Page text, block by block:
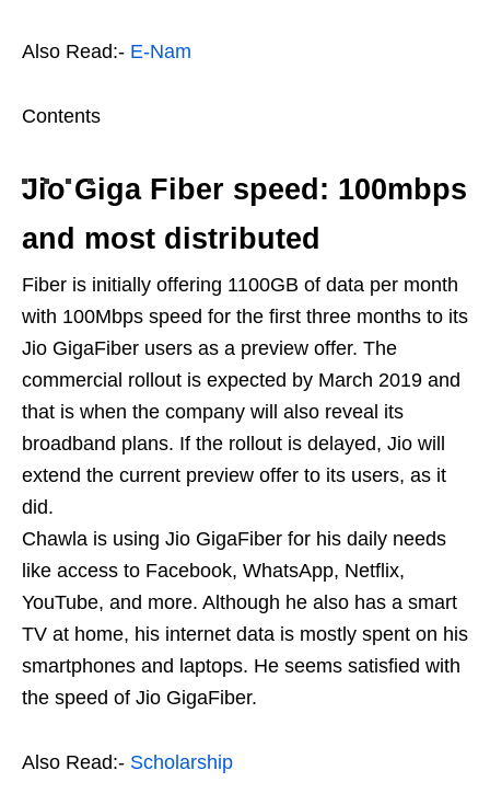
Also Read:- E-Nam
Contents
Jio Giga Fiber speed: 100mbps
and most distributed
Fiber is initially offering 1100GB of data per month
with 100Mbps speed for the first three months to its
Jio GigaFiber users as a preview offer. The
commercial rollout is expected by March 2019 and
that is when the company will also reveal its
broadband plans. If the rollout is delayed, Jio will
extend the current preview offer to its users, as it
did.
Chawla is using Jio GigaFiber for his daily needs
like access to Facebook, WhatsApp, Netflix,
YouTube, and more. Although he also has a smart
TV at home, his internet data is mostly spent on his
smartphones and laptops. He seems satisfied with
the speed of Jio GigaFiber.
Also Read:- Scholarship